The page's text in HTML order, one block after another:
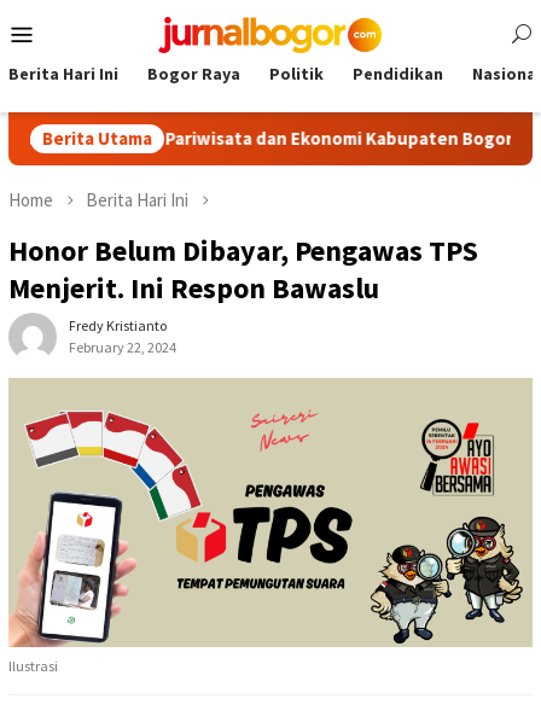
to
Menu
Berita Hari Ini Bogor Raya Politik Pendidikan Nasional
Berita Utama
Pariwisata dan Ekonomi Kabupaten Bogor Tour
Home Berita Hari Ini
Honor Belum Dibayar, Pengawas TPS
Menjerit. Ini Respon Bawaslu
Fredy Kristianto
February 22, 2024
Ilustrasi